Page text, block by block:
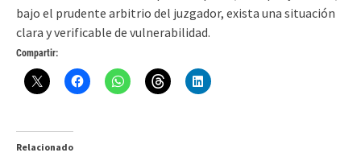
bajo el prudente arbitrio del juzgador, exista una situación
clara y verificable de vulnerabilidad.
Compartir:
Relacionado